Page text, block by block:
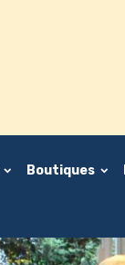
Boutiques